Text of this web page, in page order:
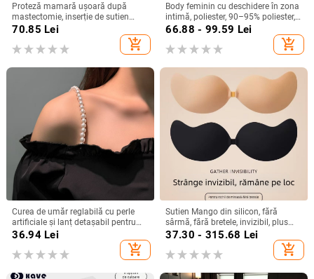
Proteză mamară ușoară după
mastectomie, inserție de sutien
respirabilă, invizibilă sub haine
70.85 Lei
add_shopping_cart
Body feminin cu deschidere în zona
intimă, poliester, 90–95% poliester,
stil rolu: marinar/iepuraș
66.88 - 99.59 Lei
add_shopping_cart
Curea de umăr reglabilă cu perle
artificiale și lanț detașabil pentru
haine de exterior (ST250207)
36.94Lei
add_shopping_cart
Sutien Mango din silicon, fără
sârmă, fără bretele, invizibil, plus
size, subțire, pentru rochie de
mireasă, acoperire mameloane
37.30 - 315.68 Lei
add_shopping_cart